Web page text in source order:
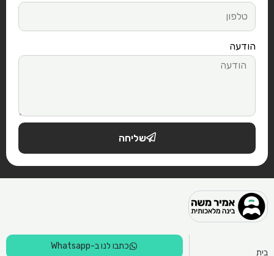
הודעה
שליחה
בית
כתבו לנו ב-Whatsapp